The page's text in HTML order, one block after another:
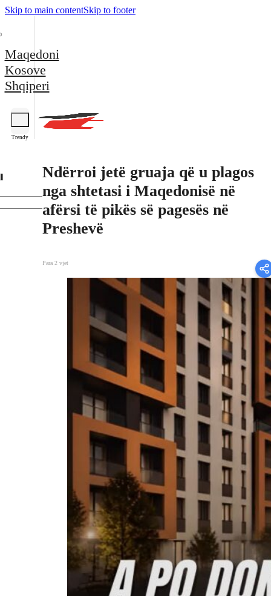
Skip to main contentSkip to footer
Maqedoni
Kosove
Shqiperi
Trendy
Ndërroi jetë gruaja që u plagos
nga shtetasi i Maqedonisë në
afërsi të pikës së pagesës në
Preshevë
Para 2 vjet